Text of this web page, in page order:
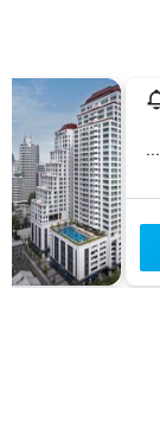
73 Sukhumvit Soi 4 Road, (nana), بانكوك, تايلاند